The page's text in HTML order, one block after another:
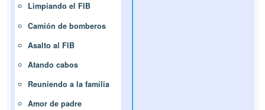
Limpiando el FIB
Camión de bomberos
Asalto al FIB
Atando cabos
Reuniendo a la familia
Amor de padre